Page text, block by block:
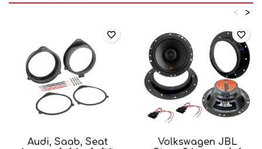
>
<
Audi, Saab, Seat
favorite_border
Volkswagen JBL
favorite_border